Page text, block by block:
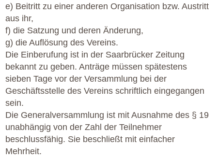
e) Beitritt zu einer anderen Organisation bzw. Austritt
aus ihr,
f) die Satzung und deren Änderung,
g) die Auflösung des Vereins.
Die Einberufung ist in der Saarbrücker Zeitung
bekannt zu geben. Anträge müssen spätestens
sieben Tage vor der Versammlung bei der
Geschäftsstelle des Vereins schriftlich eingegangen
sein.
Die Generalversammlung ist mit Ausnahme des § 19
unabhängig von der Zahl der Teilnehmer
beschlussfähig. Sie beschließt mit einfacher
Mehrheit.